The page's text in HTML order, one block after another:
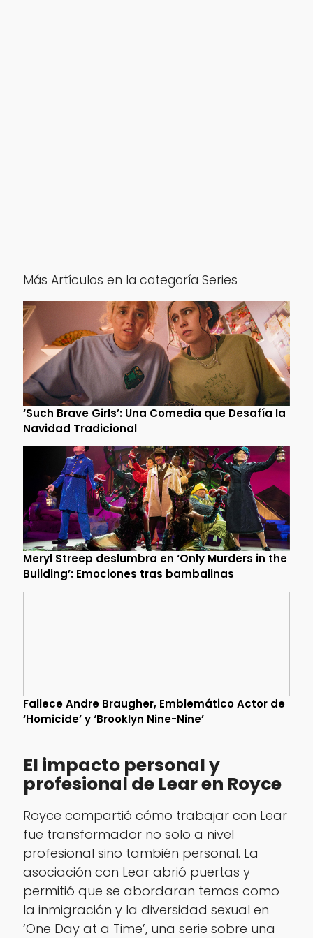
Más Artículos en la categoría Series
‘Such Brave Girls’: Una Comedia que Desafía la
Navidad Tradicional
Meryl Streep deslumbra en ‘Only Murders in the
Building’: Emociones tras bambalinas
Fallece Andre Braugher, Emblemático Actor de
‘Homicide’ y ‘Brooklyn Nine-Nine’
El impacto personal y
profesional de Lear en Royce
Royce compartió cómo trabajar con Lear
fue transformador no solo a nivel
profesional sino también personal. La
asociación con Lear abrió puertas y
permitió que se abordaran temas como
la inmigración y la diversidad sexual en
‘One Day at a Time’, una serie sobre una